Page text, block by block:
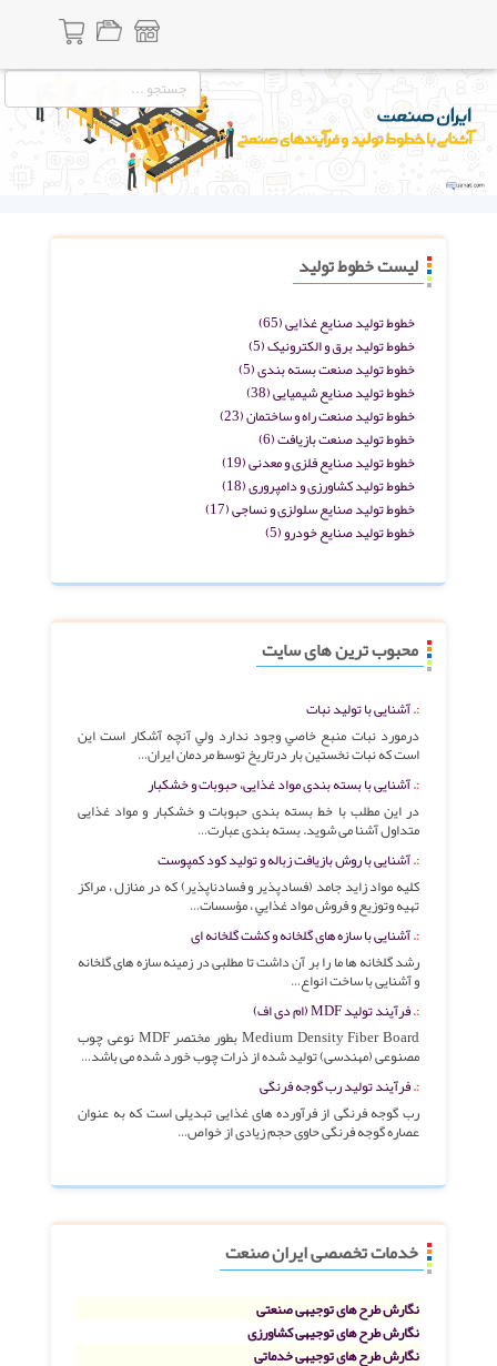
لیست خطوط تولید
خطوط تولید صنایع غذایی(65)
خطوط تولید برق و الکترونیک(5)
خطوط تولید صنعت بسته بندی(5)
خطوط تولید صنایع شیمیایی(38)
خطوط تولید صنعت راه و ساختمان(23)
خطوط تولید صنعت بازیافت(6)
خطوط تولید صنایع فلزی و معدنی(19)
خطوط تولید کشاورزی و دامپروری(18)
خطوط تولید صنایع سلولزی و نساجی(17)
خطوط تولید صنایع خودرو(5)
محبوب ترین های سایت
آشنایی با تولید نبات
درمورد نبات منبع خاصي وجود ندارد ولي آنچه آشکار است اين
است که نبات نخستين بار درتاريخ توسط مردمان ايران…
آشنایی با بسته بندی مواد غذایی، حبوبات و خشکبار
در این مطلب با خط بسته بندی حبوبات و خشکبار و مواد غذایی
متداول آشنا می شوید. بسته بندی عبارت…
آشنایی با روش بازیافت زباله و تولید کود کمپوست
کليه مواد زايد جامد (فسادپذير و فسادناپذير) که در منازل ، مراکز
تهيه وتوزيع و فروش مواد غذايي ، مؤسسات…
آشنایی با سازه های گلخانه و کشت گلخانه ای
رشد گلخانه ها ما را بر آن داشت تا مطلبی در زمینه سازه های گلخانه
و آشنایی با ساخت انواع…
فرآیند تولید MDF (ام دی اف)
Medium Density Fiber Board بطور مختصر MDF نوعی چوب
مصنوعی (مهندسی) تولید شده از ذرات چوب خورد شده می باشد…
فرآیند تولید رب گوجه فرنگی
رب گوجه فرنگی از فرآورده های غذایی تبدیلی است که به عنوان
عصاره گوجه فرنگی حاوی حجم زیادی از خواص…
خدمات تخصصی ایران صنعت
نگارش طرح های توجیهی صنعتی
نگارش طرح های توجیهی کشاورزی
نگارش طرح های توجیهی خدماتی